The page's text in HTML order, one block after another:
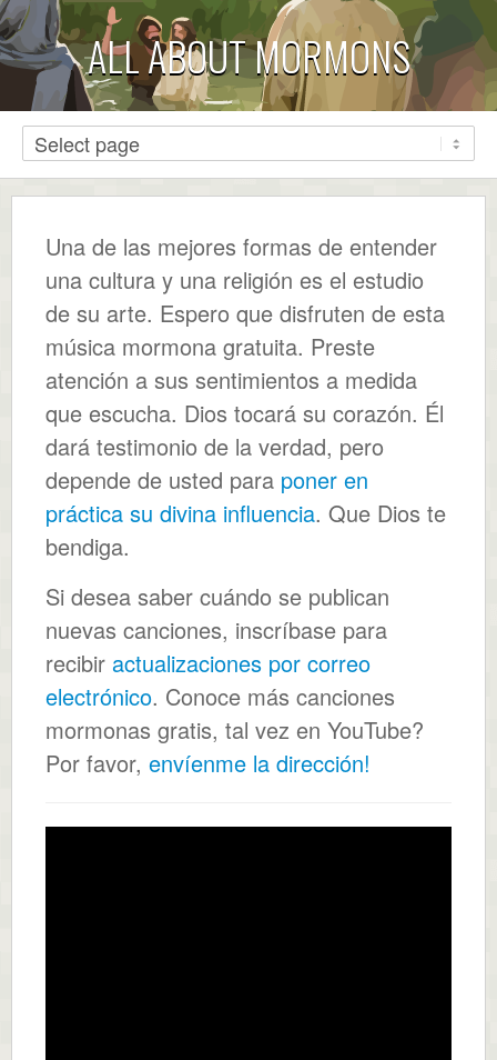
ALL ABOUT MORMONS
Una de las mejores formas de entender
una cultura y una religión es el estudio
de su arte. Espero que disfruten de esta
música mormona gratuita. Preste
atención a sus sentimientos a medida
que escucha. Dios tocará su corazón. Él
dará testimonio de la verdad, pero
depende de usted para poner en
práctica su divina influencia. Que Dios te
bendiga.
Si desea saber cuándo se publican
nuevas canciones, inscríbase para
recibir actualizaciones por correo
electrónico. Conoce más canciones
mormonas gratis, tal vez en YouTube?
Por favor, envíenme la dirección!